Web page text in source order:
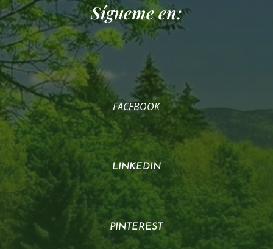
Sígueme en:
FACEBOOK
LINKEDIN
PINTEREST